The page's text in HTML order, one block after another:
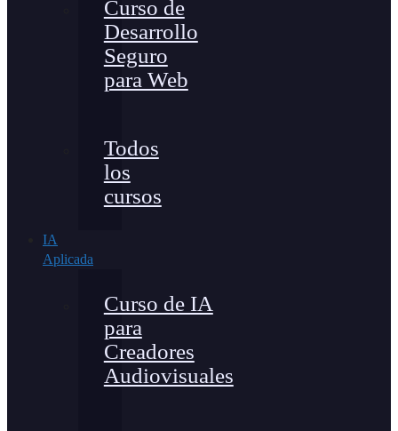
Curso de
Desarrollo
Seguro
para Web
Todos
los
cursos
IA
Aplicada
Curso de IA
para
Creadores
Audiovisuales